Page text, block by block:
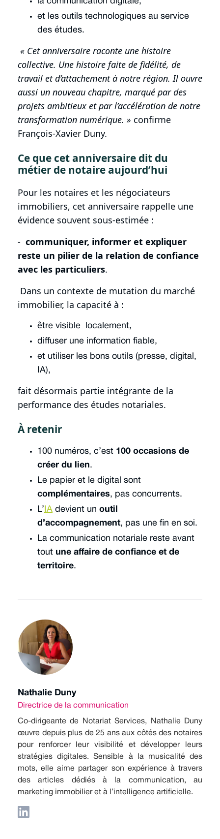
et les outils technologiques au service
des études.
« Cet anniversaire raconte une histoire
collective. Une histoire faite de fidélité, de
travail et d’attachement à notre région. Il ouvre
aussi un nouveau chapitre, marqué par des
projets ambitieux et par l’accélération de notre
transformation numérique. » confirme
François-Xavier Duny.
Ce que cet anniversaire dit du
métier de notaire aujourd’hui
Pour les notaires et les négociateurs
immobiliers, cet anniversaire rappelle une
évidence souvent sous-estimée :
- communiquer, informer et expliquer
reste un pilier de la relation de confiance
avec les particuliers.
Dans un contexte de mutation du marché
immobilier, la capacité à :
être visible localement,
diffuser une information fiable,
et utiliser les bons outils (presse, digital,
IA),
fait désormais partie intégrante de la
performance des études notariales.
À retenir
100 numéros, c’est 100 occasions de
créer du lien.
Le papier et le digital sont
complémentaires, pas concurrents.
L’ IA devient un outil
d’accompagnement, pas une fin en soi.
La communication notariale reste avant
tout une affaire de confiance et de
territoire.
Nathalie Duny
Directrice de la communication
Co-dirigeante de Notariat Services, Nathalie Duny
œuvre depuis plus de 25 ans aux côtés des notaires
pour renforcer leur visibilité et développer leurs
stratégies digitales. Sensible à la musicalité des
mots, elle aime partager son expérience à travers
des articles dédiés à la communication, au
marketing immobilier et à l’intelligence artificielle.